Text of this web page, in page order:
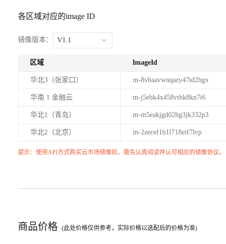
各区域对应的image ID
镜像版本： V1.1
区域 ImageId
华北3（张家口） m-8vbaavwnqazy47td2hgx
华南 1 金融云 m-j5ebk4x458vthk8kn7i6
华北1（青岛） m-m5eakjgd02hg3jk332p3
华北2（北京） m-2zecef1b1l718eif7lvp
提示：使用API方式购买云市场镜像前，需先认真阅读并认可相应的镜像协议。
商品价格 (此处价格仅供参考，实际价格以选配后的价格为准)